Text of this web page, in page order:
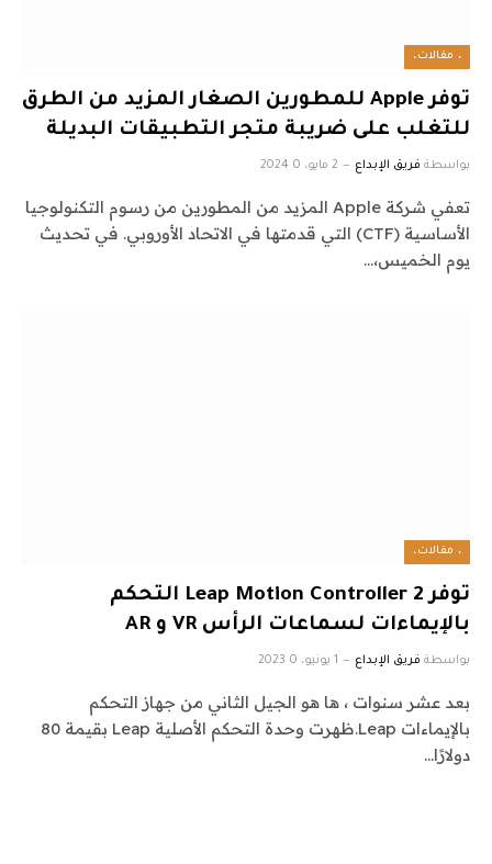
، مقالات،
توفر Apple للمطورين الصغار المزيد من الطرق
للتغلب على ضريبة متجر التطبيقات البديلة
بواسطة فريق الإبداع 2 مايو، 2024 0
تعفي شركة Apple المزيد من المطورين من رسوم التكنولوجيا
الأساسية (CTF) التي قدمتها في الاتحاد الأوروبي. في تحديث
يوم الخميس،…
، مقالات،
توفر Leap Motion Controller 2 التحكم
بالإيماءات لسماعات الرأس VR و AR
بواسطة فريق الإبداع 1 يونيو، 2023 0
بعد عشر سنوات ، ها هو الجيل الثاني من جهاز التحكم
بالإيماءات Leap.ظهرت وحدة التحكم الأصلية Leap بقيمة 80
دولارًا…